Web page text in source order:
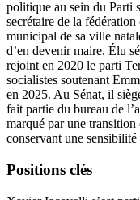
politique au sein du Parti
secrétaire de la
municipal de sa ville
d’en devenir maire. Élu
rejoint en 2020 le parti
socialistes soutenant
en 2025. Au Sénat, il
fait partie du bureau de
marqué par une
conservant une
Positions clés